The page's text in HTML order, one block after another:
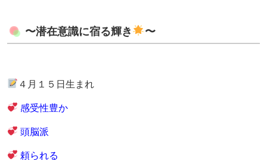
〜潜在意識に宿る輝き 〜
４月１５日生まれ
感受性豊か
頭脳派
頼られる